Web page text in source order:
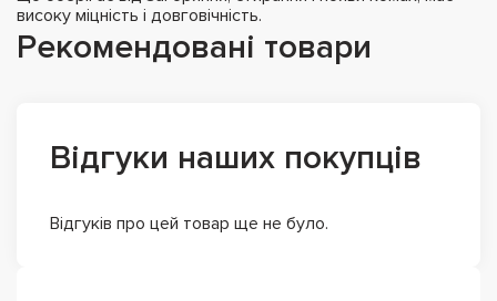
високу міцність і довговічність.
Рекомендовані товари
Відгуки наших покупців
Відгуків про цей товар ще не було.